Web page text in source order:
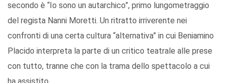
secondo è “Io sono un autarchico”, primo lungometraggio
del regista Nanni Moretti. Un ritratto irriverente nei
confronti di una certa cultura “alternativa” in cui Beniamino
Placido interpreta la parte di un critico teatrale alle prese
con tutto, tranne che con la trama dello spettacolo a cui